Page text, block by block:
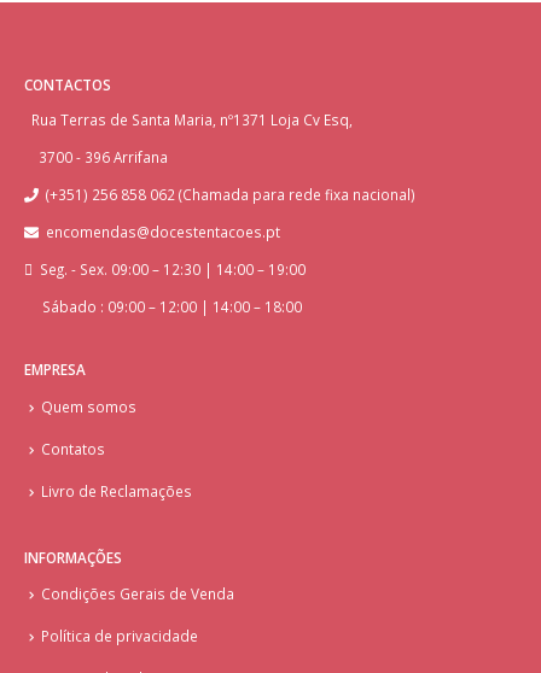
CONTACTOS
Rua Terras de Santa Maria, nº1371 Loja Cv Esq,
3700 - 396 Arrifana
(+351) 256 858 062 (Chamada para rede fixa nacional)
encomendas@docestentacoes.pt
Seg. - Sex. 09:00 – 12:30 | 14:00 – 19:00
Sábado : 09:00 – 12:00 | 14:00 – 18:00
EMPRESA
Quem somos
Contatos
Livro de Reclamações
INFORMAÇÕES
Condições Gerais de Venda
Política de privacidade